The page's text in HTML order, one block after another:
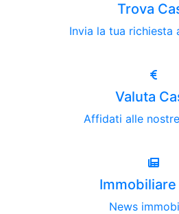
Trova
Invia la tua richiesta
Valuta
Affidati alle
Immobiliare
News